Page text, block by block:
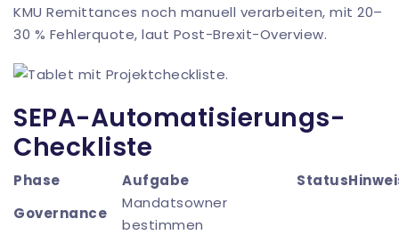
KMU Remittances noch manuell verarbeiten, mit 20–
30 % Fehlerquote, laut Post-Brexit-Overview.
SEPA-Automatisierungs-
Checkliste
Phase Aufgabe Status
Governance
Mandatsowner
bestimmen